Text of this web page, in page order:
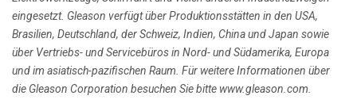
eingesetzt. Gleason verfügt über Produktionsstätten in den USA,
Brasilien, Deutschland, der Schweiz, Indien, China und Japan sowie
über Vertriebs- und Servicebüros in Nord- und Südamerika, Europa
und im asiatisch-pazifischen Raum. Für weitere Informationen über
die Gleason Corporation besuchen Sie bitte www.gleason.com.